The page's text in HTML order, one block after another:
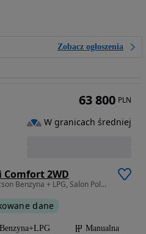
Zobacz ogłoszenia
Comfort 2WD
1591 cm3 • 132 KM • Hyundai Tucson Benzyna + LPG, Salon Polska
dane
Benzyna+LPG
Manualna
63 800 PLN
W granicach średniej